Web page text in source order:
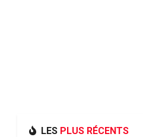
LES PLUS RÉCENTS